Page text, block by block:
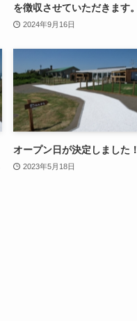
を徴収させていただきます。
2024年9月16日
オープン日が決定しました！
2023年5月18日